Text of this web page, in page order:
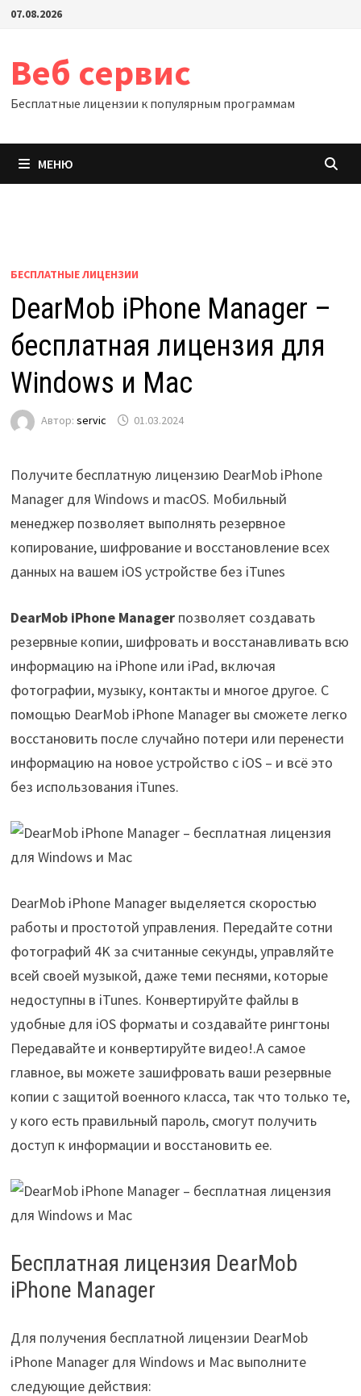
Перейти
содержимому
07.08.2026
Веб сервис
Бесплатные лицензии к популярным программам
МЕНЮ
БЕСПЛАТНЫЕ ЛИЦЕНЗИИ
DearMob iPhone Manager –
бесплатная лицензия для
Windows и Mac
Автор: servic 01.03.2024
Получите бесплатную лицензию DearMob iPhone
Manager для Windows и macOS. Мобильный
менеджер позволяет выполнять резервное
копирование, шифрование и восстановление всех
данных на вашем iOS устройстве без iTunes
DearMob iPhone Managerпозволяет создавать
резервные копии, шифровать и восстанавливать всю
информацию на iPhone или iPad, включая
фотографии, музыку, контакты и многое другое. С
помощью DearMob iPhone Manager вы сможете легко
восстановить после случайно потери или перенести
информацию на новое устройство с iOS – и всё это
без использования iTunes.
DearMob iPhone Manager выделяется скоростью
работы и простотой управления. Передайте сотни
фотографий 4K за считанные секунды, управляйте
всей своей музыкой, даже теми песнями, которые
недоступны в iTunes. Конвертируйте файлы в
удобные для iOS форматы и создавайте рингтоны
Передавайте и конвертируйте видео!.А самое
главное, вы можете зашифровать ваши резервные
копии с защитой военного класса, так что только те,
у кого есть правильный пароль, смогут получить
доступ к информации и восстановить ее.
Бесплатная лицензия DearMob
iPhone Manager
Для получения бесплатной лицензии DearMob
iPhone Manager для Windows и Mac выполните
следующие действия: